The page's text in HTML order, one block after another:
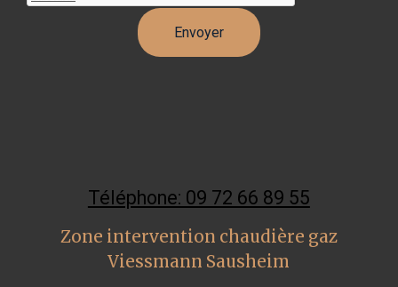
Téléphone: 09 72 66 89 55
Zone intervention chaudière gaz
Viessmann Sausheim